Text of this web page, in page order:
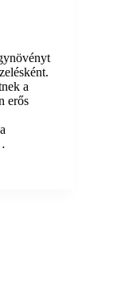
a
erős